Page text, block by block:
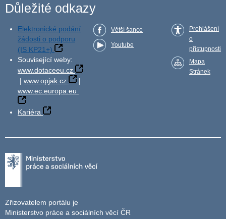
Důležité odkazy
Elektronické podání
žádosti o podporu
(IS KP21+)
Související weby:
www.dotaceeu.cz
| www.opjak.cz
|
www.ec.europa.eu
Kariéra
Větší šance
Youtube
Prohlášení
o
přístupnosti
Mapa
Stránek
Zřizovatelem portálu je
Ministerstvo práce a sociálních věcí ČR